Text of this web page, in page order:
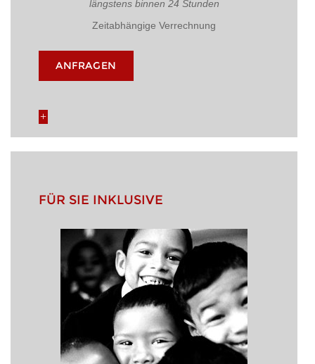
längstens binnen 24 Stunden
Zeitabhängige Verrechnung
ANFRAGEN
FÜR SIE INKLUSIVE